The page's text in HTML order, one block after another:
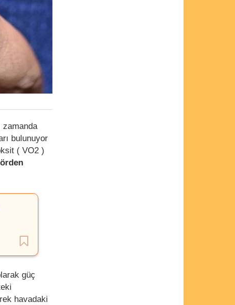
zamanda
bulunuyor
( VO2 )
güç
havadaki